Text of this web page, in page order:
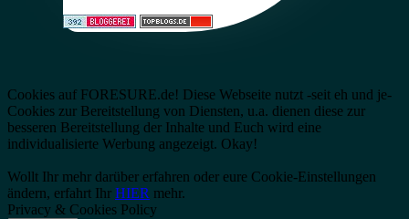
Cookies auf FORESURE.de! Diese Webseite nutzt -seit eh und je-
Cookies zur Bereitstellung von Diensten, u.a. dienen diese zur
besseren Bereitstellung der Inhalte und Euch wird eine
individualisierte Werbung angezeigt. Okay!
Wollt Ihr mehr darüber erfahren oder eure Cookie-Einstellungen
ändern, erfahrt Ihr HIER mehr.
Privacy & Cookies Policy